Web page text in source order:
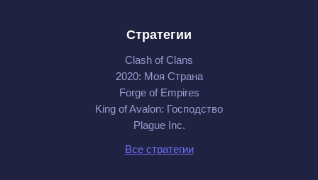
Стратегии
Clash of Clans
2020: Моя Cтрана
Forge of Empires
King of Avalon: Господство
Plague Inc.
Все стратегии